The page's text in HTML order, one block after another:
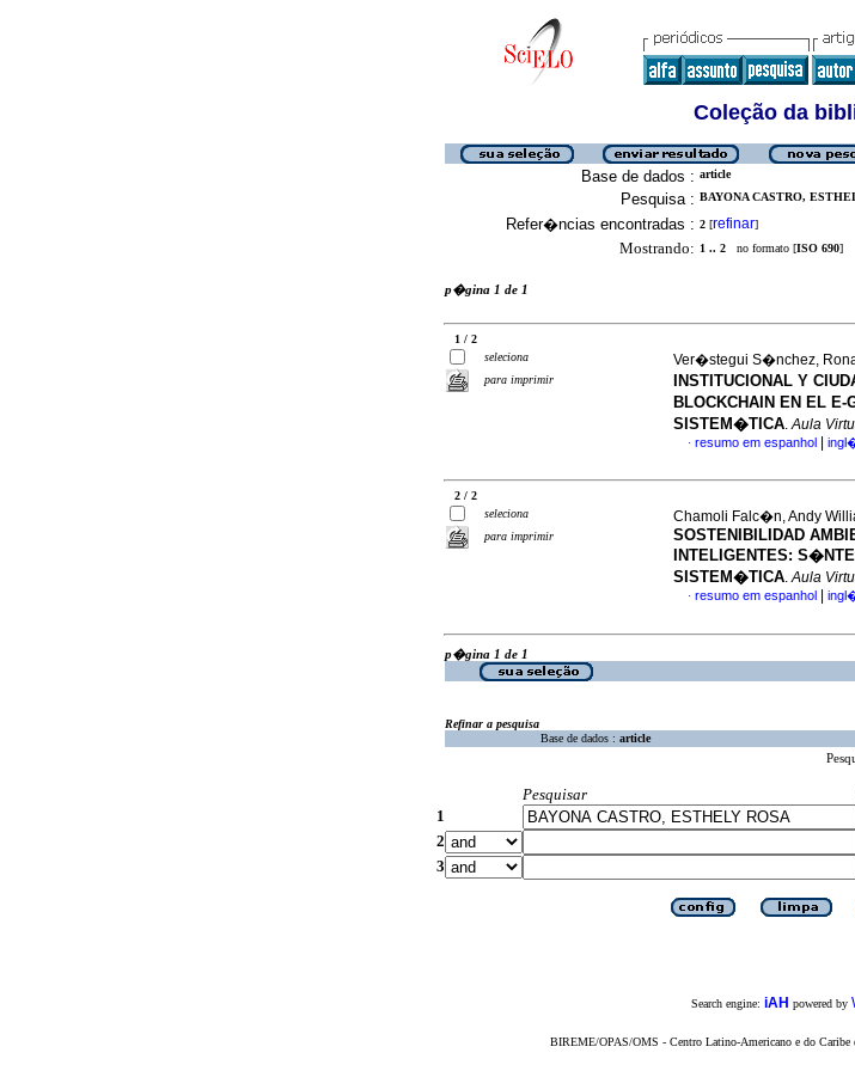
Coleção da
Base de dados : article
Pesquisa : BAYONA CASTRO,
Refer�ncias encontradas : 2 [refinar]
Mostrando: 1 .. 2 no formato [ISO 690]
p�gina 1 de 1
1 / 2
seleciona
para imprimir
Ver�stegui S�nchez,
INSTITUCIONAL Y
BLOCKCHAIN EN EL
SISTEM�TICA.Aula
· resumo em espanhol
2 / 2
seleciona
para imprimir
Chamoli Falc�n, Andy
SOSTENIBILIDAD
INTELIGENTES:
SISTEM�TICA.Aula
· resumo em espanhol
p�gina 1 de 1
Refinar a pesquisa
Base de dados : article
Pesquisar
1
2
3
Search engine: iAH powered by
BIREME/OPAS/OMS - Centro Latino-Americano e do